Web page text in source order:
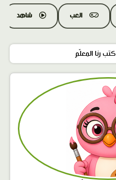
العب شاهد
كتب رنا المعلّم